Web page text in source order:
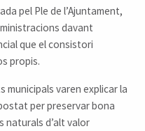
pel Ple de l’Ajuntament,
davant
que el consistori
propis.
varen explicar la
per preservar bona
naturals d’alt valor